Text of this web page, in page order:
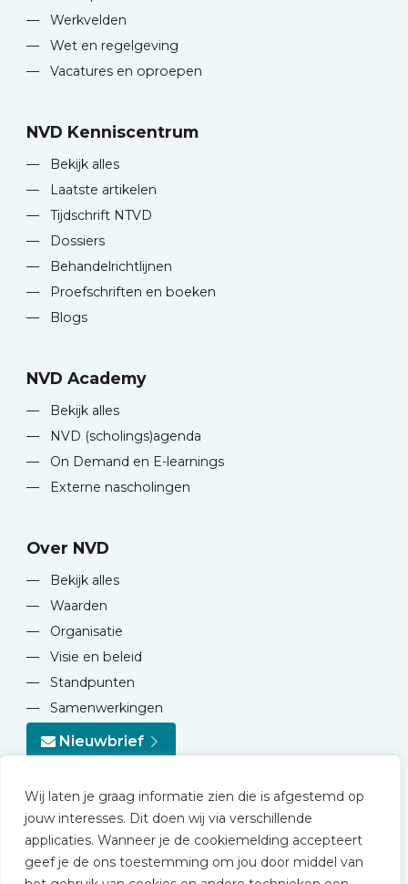
Wij laten je graag informatie zien die is afgestemd op
jouw interesses. Dit doen wij via verschillende
applicaties. Wanneer je de cookiemelding accepteert
geef je de ons toestemming om jou door middel van
—
Werkvelden
—
Wet en regelgeving
—
Vacatures en oproepen
NVD Kenniscentrum
—
Bekijk alles
—
Laatste artikelen
—
Tijdschrift NTVD
—
Dossiers
—
Behandelrichtlijnen
—
Proefschriften en boeken
—
Blogs
NVD Academy
—
Bekijk alles
—
NVD (scholings)agenda
—
On Demand en E-learnings
—
Externe nascholingen
Over NVD
—
Bekijk alles
—
Waarden
—
Organisatie
—
Visie en beleid
—
Standpunten
—
Samenwerkingen
Nieuwbrief
© 2026 NVD